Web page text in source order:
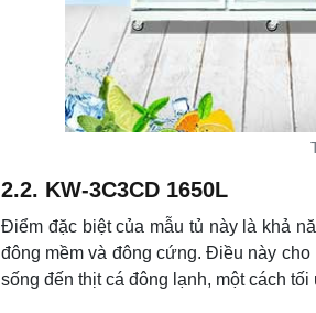
2.2. KW-3C3CD 1650L
Điểm đặc biệt của mẫu tủ này là khả
đông mềm và đông cứng. Điều này
sống đến thịt cá đông lạnh, một cách tối